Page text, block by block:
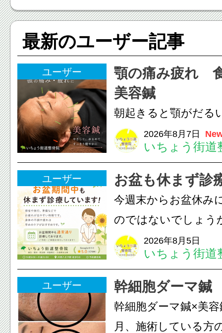
最新のユーザー記事
ユーザー
顎の痛み疲れ
美容鍼
朝起きると顎がだる
ありませんか？無意
は、顎の痛みや疲れ
フェイスラインの張
のこわばり・頭痛や
ながることがありま
は、...
2026年8月7日
いちょう街道
ユーザー お盆も休まず診
今週末からお盆休み
のではないでしょう
長時間の運転などで
痛・足の疲れが出や
いちょう街道整骨院
も通常通り診療して
みの...
2026年8月5日
いちょう街道
ユーザー 幹細胞ダーマ鍼
幹細胞ダーマ鍼×美
月、施術している方